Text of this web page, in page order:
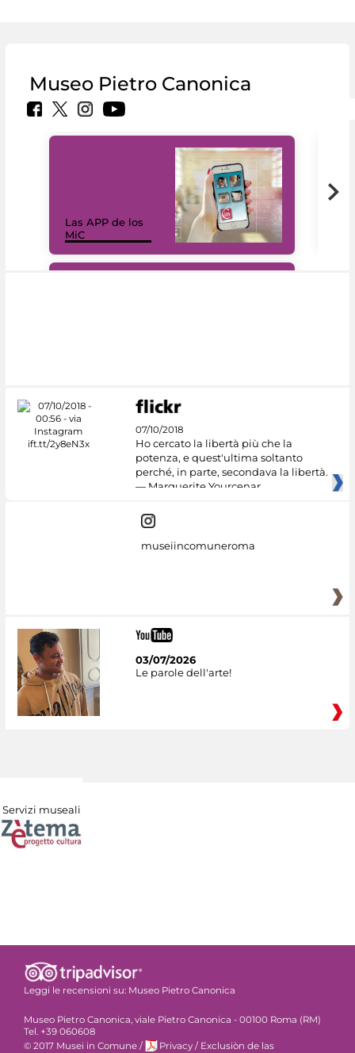
Museo Pietro Canonica
Las APP de los
MiC
07/10/2018
Ho cercato la libertà più che la
potenza, e quest'ultima soltanto
perché, in parte, secondava la libertà.
— Marguerite Yourcenar
museiincomuneroma
03/07/2026
Le parole dell'arte!
Servizi museali
Leggi le recensioni su: Museo Pietro Canonica
Museo Pietro Canonica, viale Pietro Canonica - 00100 Roma (RM)
Tel. +39 060608
© 2017 Musei in Comune / Privacy / Exclusiòn de las